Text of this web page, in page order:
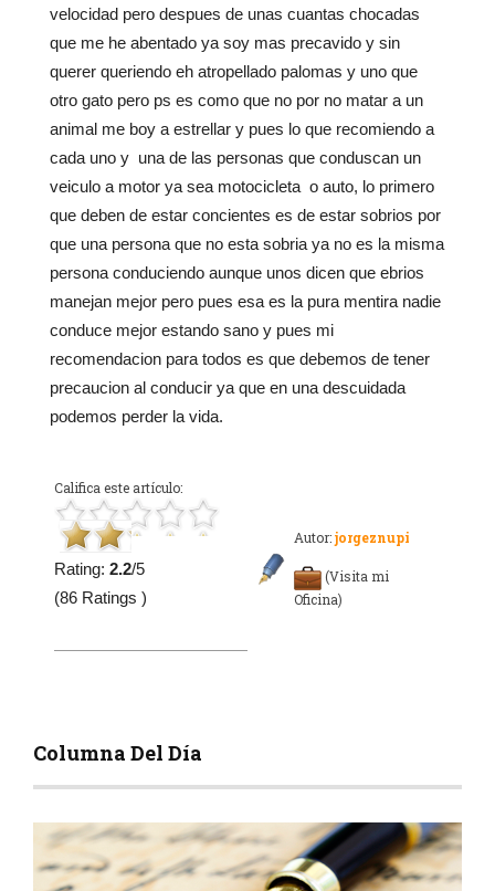
velocidad pero despues de unas cuantas chocadas
que me he abentado ya soy mas precavido y sin
querer queriendo eh atropellado palomas y uno que
otro gato pero ps es como que no por no matar a un
animal me boy a estrellar y pues lo que recomiendo a
cada uno y una de las personas que conduscan un
veiculo a motor ya sea motocicleta o auto, lo primero
que deben de estar concientes es de estar sobrios por
que una persona que no esta sobria ya no es la misma
persona conduciendo aunque unos dicen que ebrios
manejan mejor pero pues esa es la pura mentira nadie
conduce mejor estando sano y pues mi
recomendacion para todos es que debemos de tener
precaucion al conducir ya que en una descuidada
podemos perder la vida.
Califica este artículo:
Rating: 2.2/5
(86 Ratings )
Autor:jorgeznupi
(Visita mi
Oficina)
Columna Del Día